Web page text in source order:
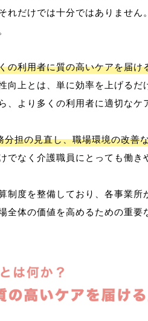
れだけでは十分ではありません
の利用者に質の高いケアを届け
向上とは、単に効率を上げるだ
より多くの利用者に適切なケ
担の見直し、職場環境の改善
でなく介護職員にとっても働き
制度を整備しており、各事業所
全体の価値を高めるための重要